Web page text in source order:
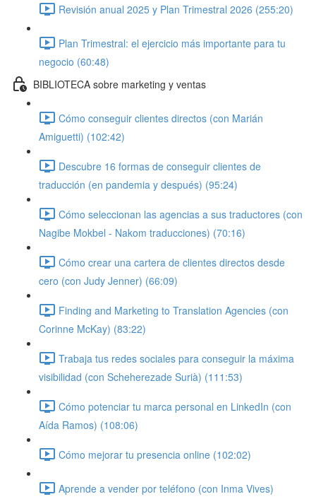
Revisión anual 2025 y Plan Trimestral 2026 (255:20)
Plan Trimestral: el ejercicio más importante para tu
negocio (60:48)
BIBLIOTECA sobre marketing y ventas
Cómo conseguir clientes directos (con Marián
Amiguetti) (102:42)
Descubre 16 formas de conseguir clientes de
traducción (en pandemia y después) (95:24)
Cómo seleccionan las agencias a sus traductores (con
Nagibe Mokbel - Nakom traducciones) (70:16)
Cómo crear una cartera de clientes directos desde
cero (con Judy Jenner) (66:09)
Finding and Marketing to Translation Agencies (con
Corinne McKay) (83:22)
Trabaja tus redes sociales para conseguir la máxima
visibilidad (con Scheherezade Surià) (111:53)
Cómo potenciar tu marca personal en LinkedIn (con
Aída Ramos) (108:06)
Cómo mejorar tu presencia online (102:02)
Aprende a vender por teléfono (con Inma Vives)